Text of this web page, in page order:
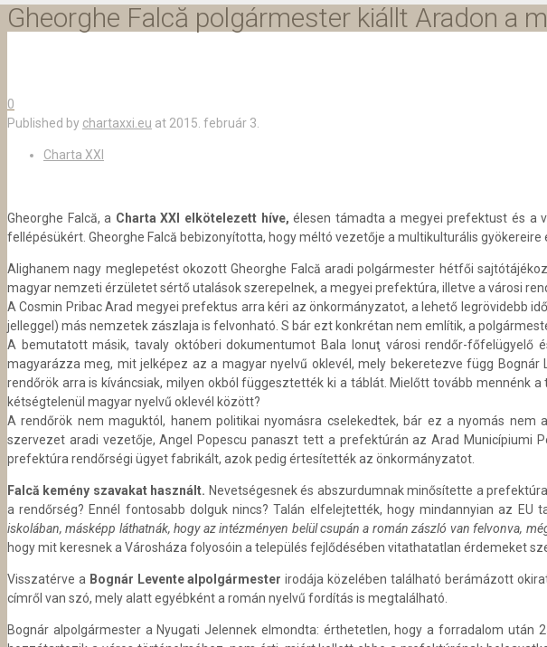
Gheorghe Falcă polgármester kiállt Aradon a
0
Published by chartaxxi.eu at 2015. február 3.
Charta XXI
Gheorghe Falcă, a Charta XXI elkötelezett híve, élesen támadta a megyei prefektust és a
fellépésükért. Gheorghe Falcă bebizonyította, hogy méltó vezetője a multikulturális gyökereire
Alighanem nagy meglepetést okozott Gheorghe Falcă aradi polgármester hétfői
magyar nemzeti érzületet sértő utalások szerepelnek, a megyei prefektúra, illetve a városi
A Cosmin Pribac Arad megyei prefektus arra kéri az önkormányzatot, a lehető legrövidebb
jelleggel) más nemzetek zászlaja is felvonható. S bár ezt konkrétan nem említik, a
A bemutatott másik, tavaly októberi dokumentumot Bala Ionuţ városi rendőr-
magyarázza meg, mit jelképez az a magyar nyelvű oklevél, mely bekeretezve függ
rendőrök arra is kíváncsiak, milyen okból függesztették ki a táblát. Mielőtt tovább mennénk
kétségtelenül magyar nyelvű oklevél között?
A rendőrök nem maguktól, hanem politikai nyomásra cselekedtek, bár ez a nyomás
szervezet aradi vezetője, Angel Popescu panaszt tett a prefektúrán az Arad Municípiumi
prefektúra rendőrségi ügyet fabrikált, azok pedig értesítették az önkormányzatot.
Falcă kemény szavakat használt. Nevetségesnek és abszurdumnak minősítette a
a rendőrség? Ennél fontosabb dolguk nincs? Talán elfelejtették, hogy mindannyian az EU
iskolában, másképp láthatnák, hogy az intézményen belül csupán a román zászló van felvonva,
hogy mit keresnek a Városháza folyosóin a település fejlődésében vitathatatlan érdemeket
Visszatérve a Bognár Levente alpolgármester irodája közelében található berámázott
címről van szó, mely alatt egyébként a román nyelvű fordítás is megtalálható.
Bognár alpolgármester a Nyugati Jelennek elmondta: érthetetlen, hogy a forradalom